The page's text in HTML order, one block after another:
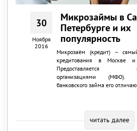
30
Ноября
2016
Микрозаймы в
Петербурге и их
популярность
Микрозаём (кредит) –
кредитования в Москве и
Предоставляется
организациями (МФО).
банковского займа его
читать далее